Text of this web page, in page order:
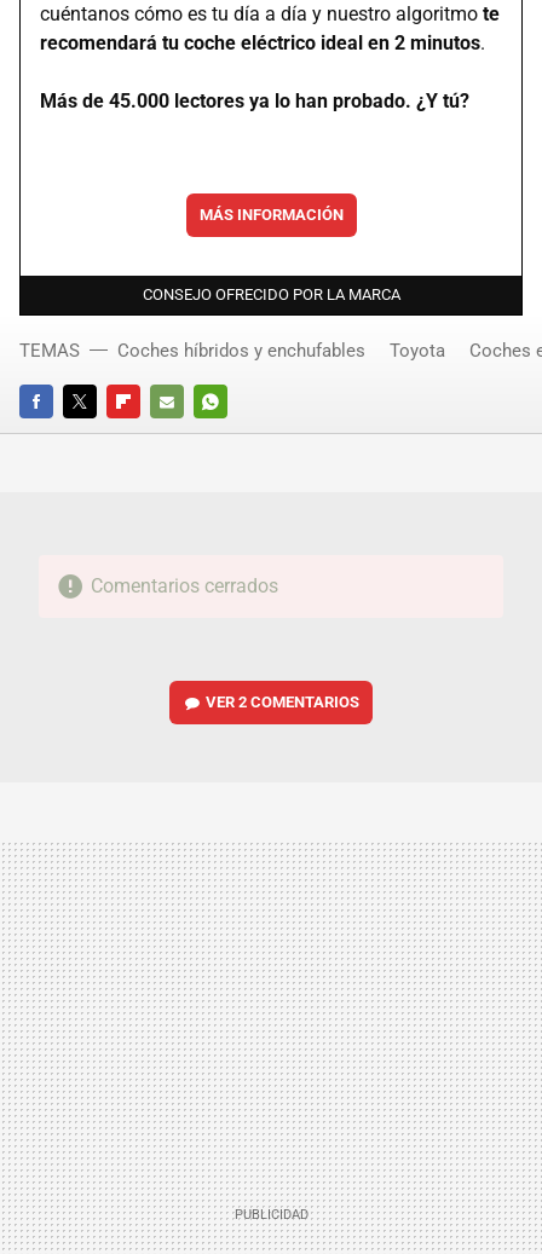
cuéntanos cómo es tu día a día y nuestro algoritmo te
recomendará tu coche eléctrico ideal en 2 minutos.
Más de 45.000 lectores ya lo han probado. ¿Y tú?
MÁS INFORMACIÓN
CONSEJO OFRECIDO POR LA MARCA
FACEBOOKTWITTERFLIPBOARD
E-
WHATSAPP
TEMAS Coches híbridos y enchufables Toyota Coches
Comentarios cerrados
VER2 COMENTARIOS